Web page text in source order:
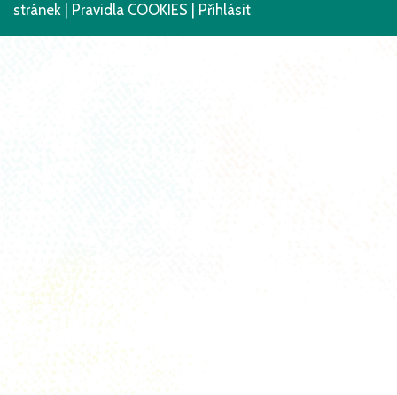
stránek
Pravidla COOKIES Přihlásit